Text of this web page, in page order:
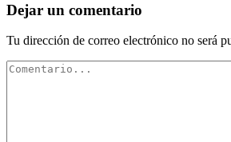
Dejar un comentario
Tu dirección de correo electrónico no será